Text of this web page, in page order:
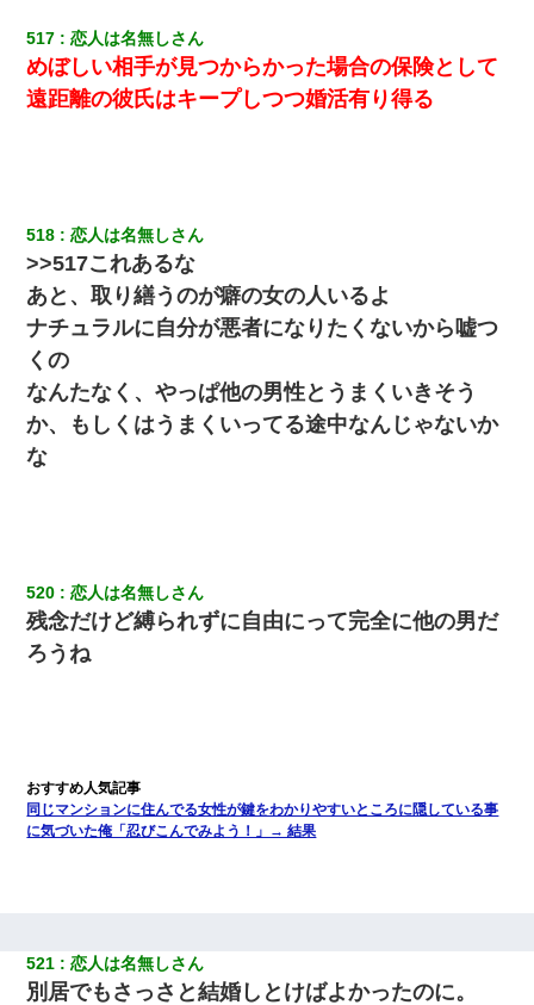
517 恋人は名無しさん
めぼしい相手が見つからかった場合の保険として
遠距離の彼氏はキープしつつ婚活有り得る
518 恋人は名無しさん
>>517これあるな
あと、取り繕うのが癖の女の人いるよ
ナチュラルに自分が悪者になりたくないから嘘つ
くの
なんたなく、やっぱ他の男性とうまくいきそう
か、もしくはうまくいってる途中なんじゃないか
な
520 恋人は名無しさん
残念だけど縛られずに自由にって完全に他の男だ
ろうね
同じマンションに住んでる女性が鍵をわかりやすいところに隠している事
に気づいた俺「忍びこんでみよう！」→ 結果
521 恋人は名無しさん
別居でもさっさと結婚しとけばよかったのに。